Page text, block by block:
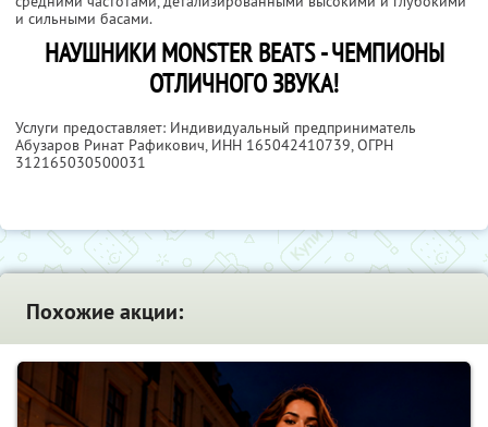
и сильными басами.
НАУШНИКИ MONSTER BEATS - ЧЕМПИОНЫ
ОТЛИЧНОГО ЗВУКА!
Услуги предоставляет: Индивидуальный предприниматель
Абузаров Ринат Рафикович, ИНН 165042410739, ОГРН
312165030500031
Похожие акции: